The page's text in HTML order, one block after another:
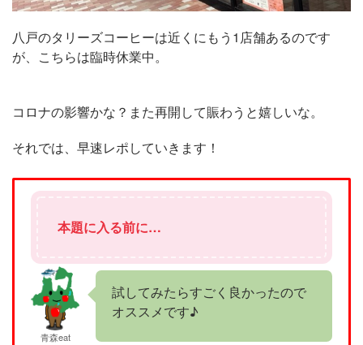
八戸のタリーズコーヒーは近くにもう1店舗あるのです
が、こちらは臨時休業中。
コロナの影響かな？また再開して賑わうと嬉しいな。
それでは、早速レポしていきます！
本題に入る前に…
青森eat
試してみたらすごく良かったので
オススメです♪